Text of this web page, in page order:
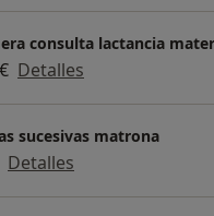
consulta lactancia
Detalles
sucesivas matrona
Detalles